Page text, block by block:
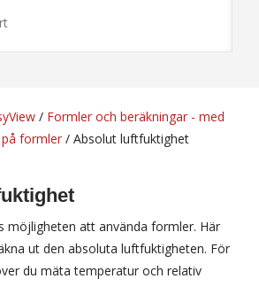
/ Formler och beräkningar - med
på formler / Absolut luftfuktighet
möjligheten att använda formler. Här
ut den absoluta luftfuktigheten. För
du mäta temperatur och relativ